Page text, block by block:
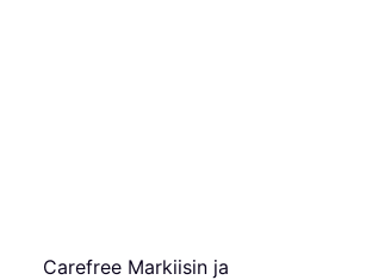
Carefree Markiisin ja